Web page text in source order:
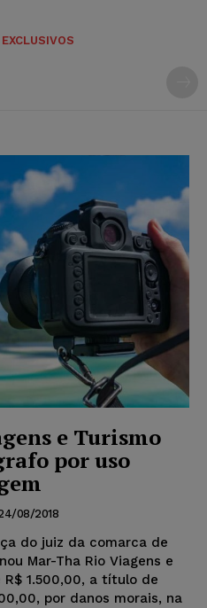
e Turismo
por uso
08/2018
do juiz da comarca de
Mar-Tha Rio Viagens e
por danos morais, na